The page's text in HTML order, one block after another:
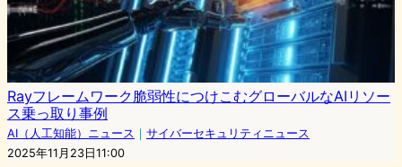
Rayフレームワーク脆弱性につけこむグローバルなAIリソー
ス乗っ取り事例
AI（人工知能）ニュース ｜ サイバーセキュリティニュース
2025年11月23日11:00